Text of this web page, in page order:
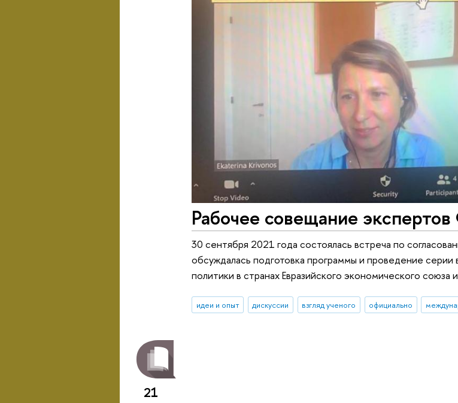
Рабочее совещание
30 сентября 2021 года состоялась встреча по
обсуждалась подготовка программы и проведение
политики в странах Евразийского экономического союза
идеи и опыт дискуссии взгляд ученого официально
21